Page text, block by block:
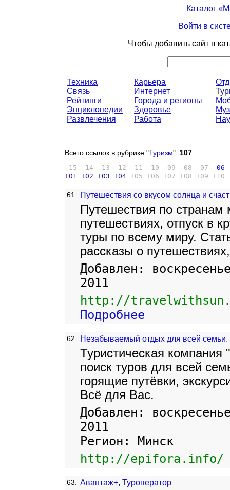
Каталог
Войти в
Чтобы добавить сайт в
Техника
Связь
Рейтинги
Энциклопедии
Развлечения
Карьера
Интернет
Города и регионы
Здоровье
Работа
Всего ссылок в рубрике "Туризм": 107
-15 -14 -13 -12 -11 -10 -09 -08 -07 -06
+01 +02 +03 +04 +05 +06 +07 +08 +09 +10
61. Путешествия со вкусом солнца и
Путешествия по странам
путешествиях, отпуск в
туры по всему миру.
рассказы о
Добавлен:
2011
http://
Подробнее
62. Незабываемый отдых для всей семьи.
Туристическая
поиск туров для всей
горящие путёвки,
Всё для Вас.
Добавлен:
2011
Регион: Минск
http://epifora.info/
63. Авантаж+, Туроператор